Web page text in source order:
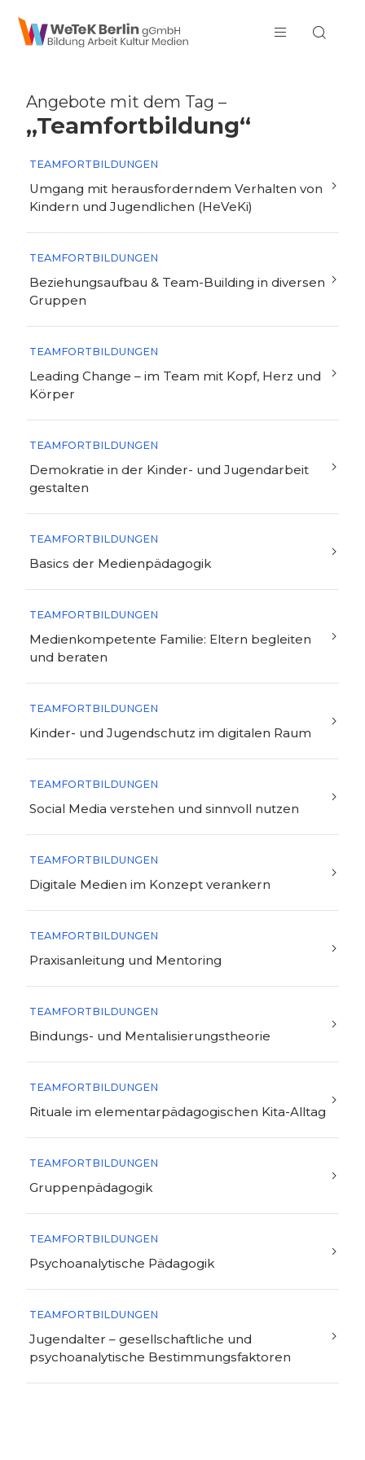
zum Inhalt springen
Angebote mit dem Tag –
„Teamfortbildung“
TEAMFORTBILDUNGEN
Umgang mit herausforderndem Verhalten von
Kindern und Jugendlichen (HeVeKi)
TEAMFORTBILDUNGEN
Beziehungsaufbau & Team-Building in diversen
Gruppen
TEAMFORTBILDUNGEN
Leading Change – im Team mit Kopf, Herz und
Körper
TEAMFORTBILDUNGEN
Demokratie in der Kinder- und Jugendarbeit
gestalten
TEAMFORTBILDUNGEN
Basics der Medienpädagogik
TEAMFORTBILDUNGEN
Medienkompetente Familie: Eltern begleiten
und beraten
TEAMFORTBILDUNGEN
Kinder- und Jugendschutz im digitalen Raum
TEAMFORTBILDUNGEN
Social Media verstehen und sinnvoll nutzen
TEAMFORTBILDUNGEN
Digitale Medien im Konzept verankern
TEAMFORTBILDUNGEN
Praxisanleitung und Mentoring
TEAMFORTBILDUNGEN
Bindungs- und Mentalisierungstheorie
TEAMFORTBILDUNGEN
Rituale im elementarpädagogischen Kita-Alltag
TEAMFORTBILDUNGEN
Gruppenpädagogik
TEAMFORTBILDUNGEN
Psychoanalytische Pädagogik
TEAMFORTBILDUNGEN
Jugendalter – gesellschaftliche und
psychoanalytische Bestimmungsfaktoren